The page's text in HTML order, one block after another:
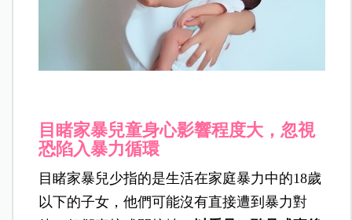
目睹家暴兒童身心影響程度大，忽視
恐陷入暴力循環
目睹家暴兒少指的是生活在家庭暴力中的18歲
以下的子女，他們可能沒有直接遭到暴力對